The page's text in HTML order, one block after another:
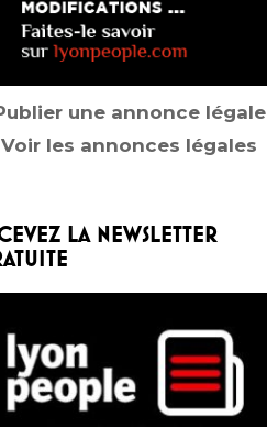
une annonce légale
Voir les annonces légales
LA NEWSLETTER